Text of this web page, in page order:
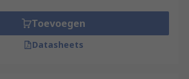
Toevoegen
Datasheets